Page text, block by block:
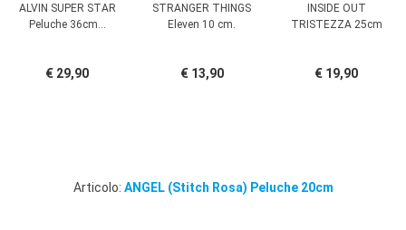
ALVIN SUPER STAR
Peluche 36cm...
€ 29,90
STRANGER THINGS
Eleven 10 cm.
€ 13,90
INSIDE OUT
TRISTEZZA 25cm
€ 19,90
Articolo: ANGEL (Stitch Rosa) Peluche 20cm